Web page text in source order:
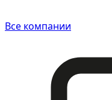
Все компании